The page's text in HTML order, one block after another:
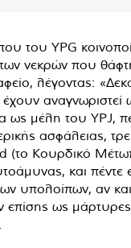
του YPG
νεκρών που
λέγοντας:
αναγνωριστεί
ως μέλη του YPJ,
ασφάλειας,
(το Κουρδικό
και πέντε
υπολοίπων, αν και
επίσης ως